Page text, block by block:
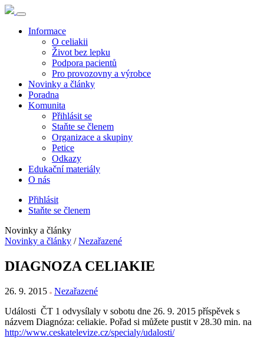
Informace
O celiakii
Život bez lepku
Podpora pacientů
Pro provozovny a výrobce
Novinky a články
Poradna
Komunita
Přihlásit se
Staňte se členem
Organizace a skupiny
Petice
Odkazy
Edukační materiály
O nás
Přihlásit
Staňte se členem
Novinky a články
Novinky a články / Nezařazené
DIAGNOZA CELIAKIE
26. 9. 2015
Nezařazené
Události ČT 1 odvysílaly v sobotu dne 26. 9. 2015 příspěvek s
názvem Diagnóza: celiakie. Pořad si můžete pustit v 28.30 min. na
http://www.ceskatelevize.cz/specialy/udalosti/